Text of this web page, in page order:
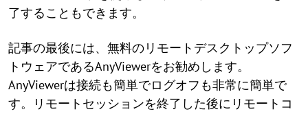
了することもできます。
記事の最後には、無料のリモートデスクトップソフ
トウェアであるAnyViewerをお勧めします。
AnyViewerは接続も簡単でログオフも非常に簡単で
す。リモートセッションを終了した後にリモートコ